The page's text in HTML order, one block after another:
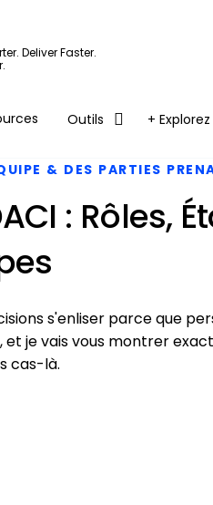
Deliver Faster.
Outils +
& DES PARTIES
: Rôles,
s'enliser parce que
et je vais vous montrer
cas-là.